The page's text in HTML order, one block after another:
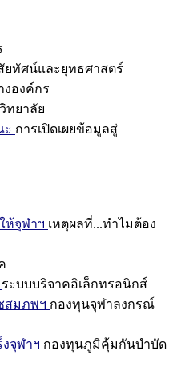
ยทัศน์และยุทธศาสตร์
งองค์กร
ทยาลัย
ะ การเปิดเผยข้อมูลสู่
ห้จุฬาฯ เหตุผลที่...ทำไมต้อง
ระบบบริจาคอิเล็กทรอนิกส์
สมภพฯ กองทุนจุฬาลงกรณ์
จุฬาฯ กองทุนภูมิคุ้มกันบำบัด